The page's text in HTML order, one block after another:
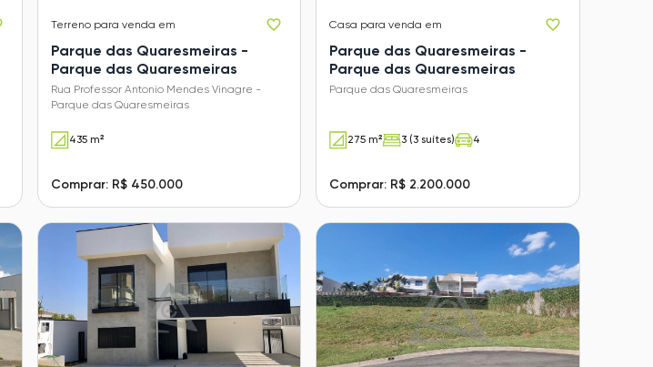
Terreno para venda em
Parque das Quaresmeiras -
Parque das Quaresmeiras
Rua Professor Antonio Mendes Vinagre -
Parque das Quaresmeiras
435 m²
Comprar: R$ 450.000
Casa para venda em
Parque das Quaresmeiras -
Parque das Quaresmeiras
Parque das Quaresmeiras
275 m² 3 (3 suítes) 4
Comprar: R$ 2.200.000